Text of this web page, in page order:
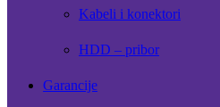
Kabeli i konektori
HDD – pribor
Garancije